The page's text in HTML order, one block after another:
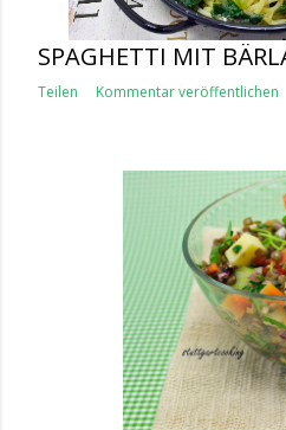
SPAGHETTI MIT
Teilen Kommentar veröffentlichen